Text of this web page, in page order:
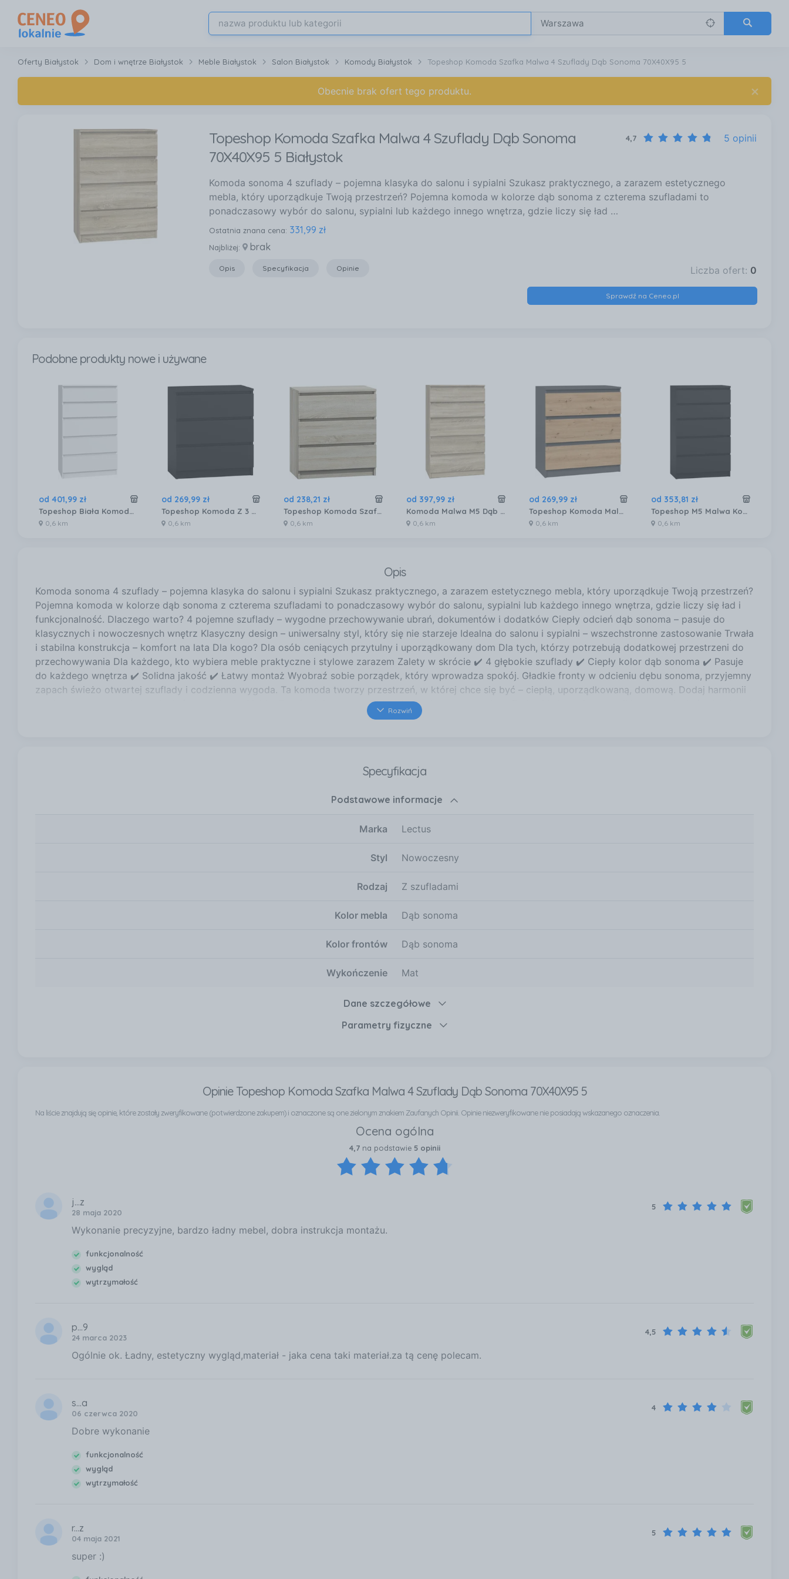
Oferty Białystok Dom i wnętrze Białystok Meble Białystok Salon Białystok Komody Białystok Topeshop Komoda Szafka Malwa 4 Szuflady Dąb Sonoma 70X40X95 5
Obecnie brak ofert tego produktu. ×
Topeshop Komoda Szafka Malwa 4 Szuflady Dąb Sonoma
70X40X95 5 Białystok
4,7 5 opinii
Komoda sonoma 4 szuflady – pojemna klasyka do salonu i sypialni Szukasz praktycznego, a zarazem estetycznego
mebla, który uporządkuje Twoją przestrzeń? Pojemna komoda w kolorze dąb sonoma z czterema szufladami to
ponadczasowy wybór do salonu, sypialni lub każdego innego wnętrza, gdzie liczy się ład …
Ostatnia znana cena: 331,99 zł
Najbliżej: brak
Opis Specyfikacja Opinie Liczba ofert: 0
Sprawdź na Ceneo.pl
Podobne produkty nowe i używane
od 401,99 zł
Topeshop Biała Komoda 5 Szuflad
0,6 km
od 269,99 zł
Topeshop Komoda Z 3 Szufladami Czarna 70X40X77 Cm
0,6 km
od 238,21 zł
Topeshop Komoda Szafka 3 Szuflady Kolor Dąb Sonoma 4560375
0,6 km
od 397,99 zł
Komoda Malwa M5 Dąb Sonoma 12920900683
0,6 km
od 269,99 zł
Topeshop Komoda Malwa M3 Antracyt Dąb Artisan 12706998191
0,6 km
od 353,81 zł
Topeshop M5 Malwa Komoda 5 Szuflad Czarny 11819624303
0,6 km
Opis
Komoda sonoma 4 szuflady – pojemna klasyka do salonu i sypialni Szukasz praktycznego, a zarazem estetycznego mebla, który uporządkuje Twoją przestrzeń?
Pojemna komoda w kolorze dąb sonoma z czterema szufladami to ponadczasowy wybór do salonu, sypialni lub każdego innego wnętrza, gdzie liczy się ład i
funkcjonalność. Dlaczego warto? 4 pojemne szuflady – wygodne przechowywanie ubrań, dokumentów i dodatków Ciepły odcień dąb sonoma – pasuje do
klasycznych i nowoczesnych wnętrz Klasyczny design – uniwersalny styl, który się nie starzeje Idealna do salonu i sypialni – wszechstronne zastosowanie Trwała
i stabilna konstrukcja – komfort na lata Dla kogo? Dla osób ceniących przytulny i uporządkowany dom Dla tych, którzy potrzebują dodatkowej przestrzeni do
przechowywania Dla każdego, kto wybiera meble praktyczne i stylowe zarazem Zalety w skrócie ✔️ 4 głębokie szuflady ✔️ Ciepły kolor dąb sonoma ✔️ Pasuje
do każdego wnętrza ✔️ Solidna jakość ✔️ Łatwy montaż Wyobraź sobie porządek, który wprowadza spokój. Gładkie fronty w odcieniu dębu sonoma, przyjemny
zapach świeżo otwartej szuflady i codzienna wygoda. Ta komoda tworzy przestrzeń, w której chce się być – ciepłą, uporządkowaną, domową. Dodaj harmonii
swoim wnętrzom – z komodą, która pasuje do Ciebie. Zamów już teraz – wybierz komodę sonoma z 4 szufladami i ciesz się porządkiem w stylu, który kochasz!
Klasyka, która nigdy nie wychodzi z mody. MATERIAŁ: Korpus - płyta wiórowa laminowana 16mm. Obrzeża – wykończone tworzywem ABS (charakteryzującym
Rozwiń
Specyfikacja
Podstawowe informacje
Marka Lectus
Styl Nowoczesny
Rodzaj Z szufladami
Kolor mebla Dąb sonoma
Kolor frontów Dąb sonoma
Wykończenie Mat
Dane szczegółowe
Parametry fizyczne
Opinie Topeshop Komoda Szafka Malwa 4 Szuflady Dąb Sonoma 70X40X95 5
Na liście znajdują się opinie, które zostały zweryfikowane (potwierdzone zakupem) i oznaczone są one zielonym znakiem Zaufanych Opinii. Opinie niezweryfikowane nie posiadają wskazanego oznaczenia.
Ocena ogólna
4,7 na podstawie 5 opinii
j...z
28 maja 2020
5
Wykonanie precyzyjne, bardzo ładny mebel, dobra instrukcja montażu.
funkcjonalność
wygląd
wytrzymałość
p...9
24 marca 2023
4,5
Ogólnie ok. Ładny, estetyczny wygląd,materiał - jaka cena taki materiał.za tą cenę polecam.
s...a
06 czerwca 2020
4
Dobre wykonanie
funkcjonalność
wygląd
wytrzymałość
r...z
04 maja 2021
5
super :)